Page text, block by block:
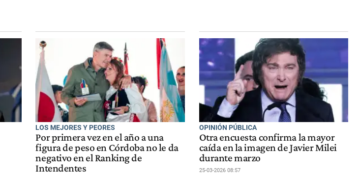
LOS MEJORES Y PEORES
Por primera vez en el año a una
figura de peso en Córdoba no le da
negativo en el Ranking de
Intendentes
OPINIÓN PÚBLICA
Otra encuesta confirma la mayor
caída en la imagen de Javier Milei
durante marzo
25-03-2026 08:57